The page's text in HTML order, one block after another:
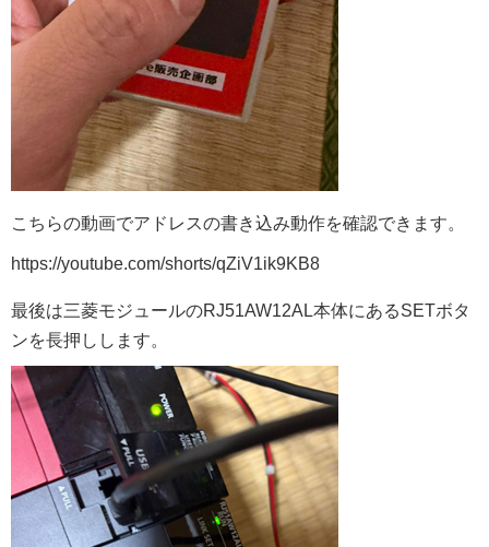
こちらの動画でアドレスの書き込み動作を確認できます。
https://youtube.com/shorts/qZiV1ik9KB8
最後は三菱モジュールのRJ51AW12AL本体にあるSETボタ
ンを長押しします。